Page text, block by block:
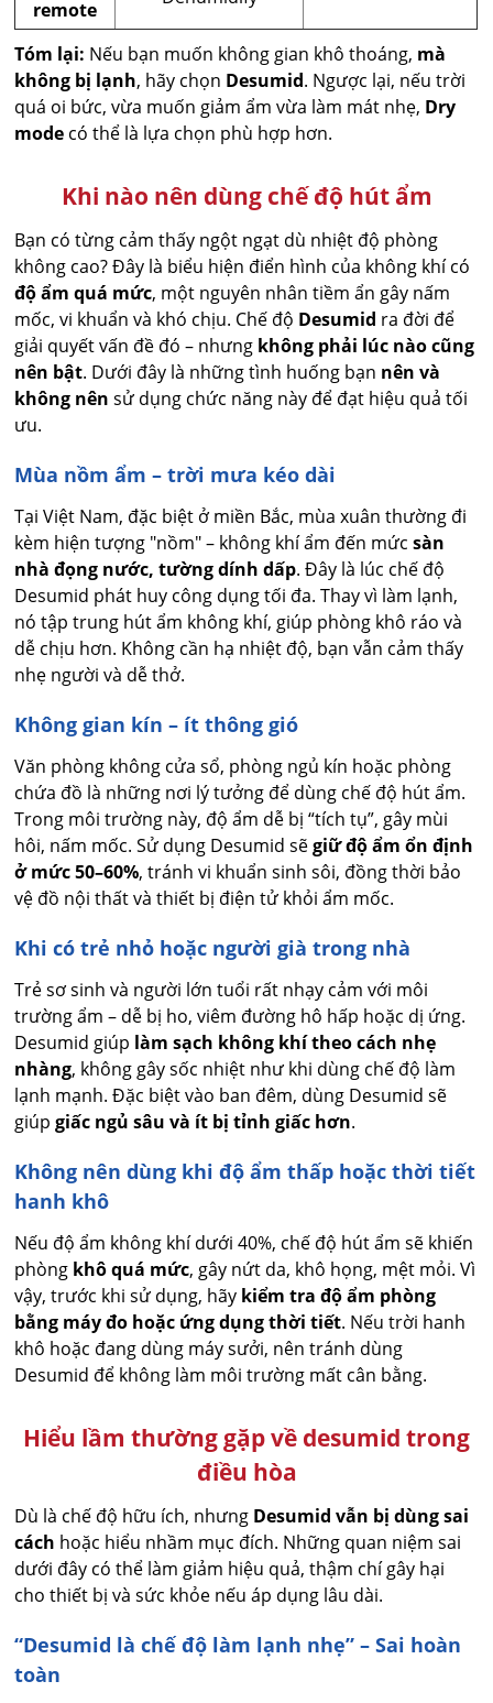
remote
Tóm lại: Nếu bạn muốn không gian khô thoáng, mà
không bị lạnh, hãy chọn Desumid. Ngược lại, nếu trời
quá oi bức, vừa muốn giảm ẩm vừa làm mát nhẹ, Dry
mode có thể là lựa chọn phù hợp hơn.
Khi nào nên dùng chế độ hút ẩm
Bạn có từng cảm thấy ngột ngạt dù nhiệt độ phòng
không cao? Đây là biểu hiện điển hình của không khí có
độ ẩm quá mức, một nguyên nhân tiềm ẩn gây nấm
mốc, vi khuẩn và khó chịu. Chế độ Desumid ra đời để
giải quyết vấn đề đó – nhưng không phải lúc nào cũng
nên bật. Dưới đây là những tình huống bạn nên và
không nên sử dụng chức năng này để đạt hiệu quả tối
ưu.
Mùa nồm ẩm – trời mưa kéo dài
Tại Việt Nam, đặc biệt ở miền Bắc, mùa xuân thường đi
kèm hiện tượng "nồm" – không khí ẩm đến mứcsàn
nhà đọng nước, tường dính dấp. Đây là lúc chế độ
Desumid phát huy công dụng tối đa. Thay vì làm lạnh,
nó tập trung hút ẩm không khí, giúp phòng khô ráo và
dễ chịu hơn. Không cần hạ nhiệt độ, bạn vẫn cảm thấy
nhẹ người và dễ thở.
Không gian kín – ít thông gió
Văn phòng không cửa sổ, phòng ngủ kín hoặc phòng
chứa đồ là những nơi lý tưởng để dùng chế độ hút ẩm.
Trong môi trường này, độ ẩm dễ bị “tích tụ”, gây mùi
hôi, nấm mốc. Sử dụng Desumid sẽgiữ độ ẩm ổn định
ở mức 50–60%, tránh vi khuẩn sinh sôi, đồng thời bảo
vệ đồ nội thất và thiết bị điện tử khỏi ẩm mốc.
Khi có trẻ nhỏ hoặc người già trong nhà
Trẻ sơ sinh và người lớn tuổi rất nhạy cảm với môi
trường ẩm – dễ bị ho, viêm đường hô hấp hoặc dị ứng.
Desumid giúp làm sạch không khí theo cách nhẹ
nhàng, không gây sốc nhiệt như khi dùng chế độ làm
lạnh mạnh. Đặc biệt vào ban đêm, dùng Desumid sẽ
giúpgiấc ngủ sâu và ít bị tỉnh giấc hơn.
Không nên dùng khi độ ẩm thấp hoặc thời tiết
hanh khô
Nếu độ ẩm không khí dưới 40%, chế độ hút ẩm sẽ khiến
phòng khô quá mức, gây nứt da, khô họng, mệt mỏi. Vì
vậy, trước khi sử dụng, hãy kiểm tra độ ẩm phòng
bằng máy đo hoặc ứng dụng thời tiết. Nếu trời hanh
khô hoặc đang dùng máy sưởi, nên tránh dùng
Desumid để không làm môi trường mất cân bằng.
Hiểu lầm thường gặp về desumid trong
điều hòa
Dù là chế độ hữu ích, nhưng Desumid vẫn bị dùng sai
cách hoặc hiểu nhầm mục đích. Những quan niệm sai
dưới đây có thể làm giảm hiệu quả, thậm chí gây hại
cho thiết bị và sức khỏe nếu áp dụng lâu dài.
“Desumid là chế độ làm lạnh nhẹ” – Sai hoàn
toàn